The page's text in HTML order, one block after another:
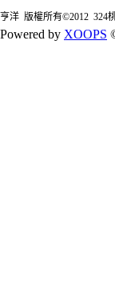
亨洋 版權所有©2012 324
Powered by XOOPS